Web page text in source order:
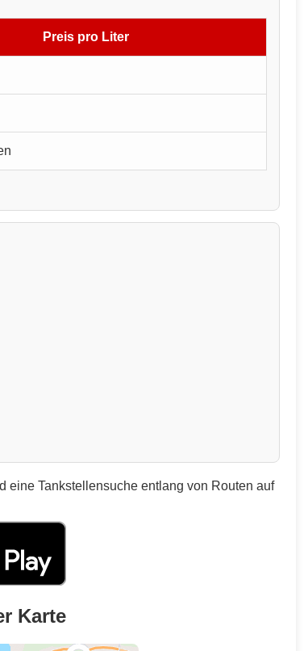
Preis pro Liter
eine Tankstellensuche entlang von Routen auf
Karte